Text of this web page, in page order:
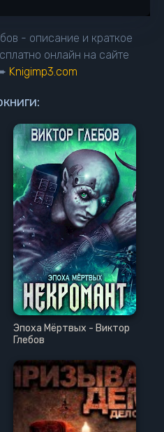
- описание и краткое
онлайн на сайте
Knigimp3.com
Эпоха Мёртвых - Виктор
Глебов